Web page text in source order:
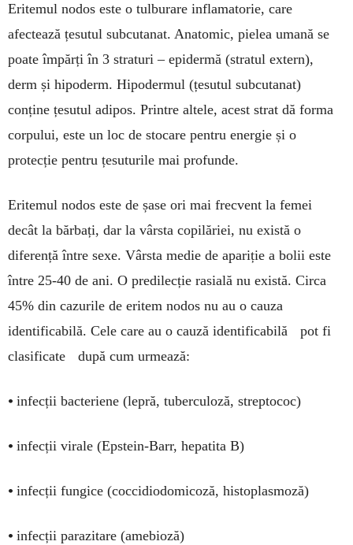
Eritemul nodos este o tulburare inflamatorie, care
afectează țesutul subcutanat. Anatomic, pielea umană se
poate împărți în 3 straturi – epidermă (stratul extern),
derm și hipoderm. Hipodermul (țesutul subcutanat)
conține țesutul adipos. Printre altele, acest strat dă forma
corpului, este un loc de stocare pentru energie și o
protecție pentru țesuturile mai profunde.
Eritemul nodos este de șase ori mai frecvent la femei
decât la bărbați, dar la vârsta copilăriei, nu există o
diferență între sexe. Vârsta medie de apariție a bolii este
între 25-40 de ani. O predilecție rasială nu există. Circa
45% din cazurile de eritem nodos nu au o cauza
identificabilă. Cele care au o cauză identificabilă pot fi
clasificate după cum urmează:
• infecții bacteriene (lepră, tuberculoză, streptococ)
• infecții virale (Epstein-Barr, hepatita B)
• infecții fungice (coccidiodomicoză, histoplasmoză)
• infecții parazitare (amebioză)